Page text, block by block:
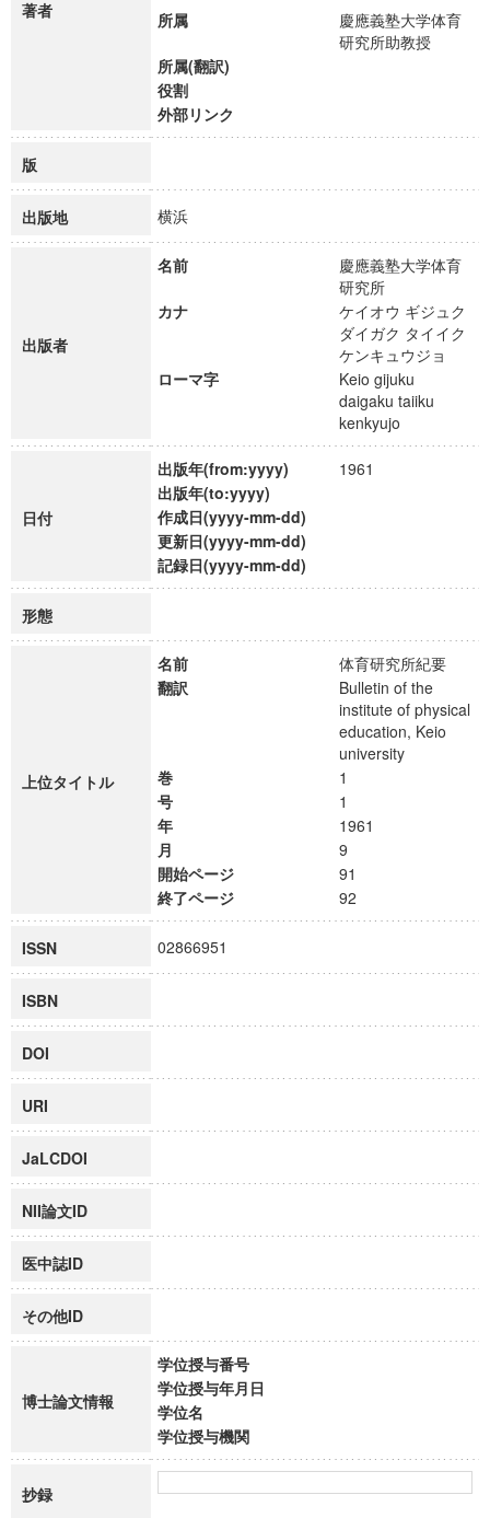
著者 所属
慶應義塾大学体育
研究所助教授
所属(翻訳)
役割
外部リンク
版
出版地 横浜
出版者
名前
慶應義塾大学体育
研究所
カナ
ケイオウ ギジュク
ダイガク タイイク
ケンキュウジョ
ローマ字
Keio gijuku
daigaku taiiku
kenkyujo
日付
出版年(from:yyyy)
1961
出版年(to:yyyy)
作成日(yyyy-mm-dd)
更新日(yyyy-mm-dd)
記録日(yyyy-mm-dd)
形態
上位タイトル
名前
体育研究所紀要
翻訳
Bulletin of the
institute of physical
education, Keio
university
巻
1
号
1
年
1961
月
9
開始ページ
91
終了ページ
92
ISSN 02866951
ISBN
DOI
URI
JaLCDOI
NII論文ID
医中誌ID
その他ID
博士論文情報
学位授与番号
学位授与年月日
学位名
学位授与機関
抄録